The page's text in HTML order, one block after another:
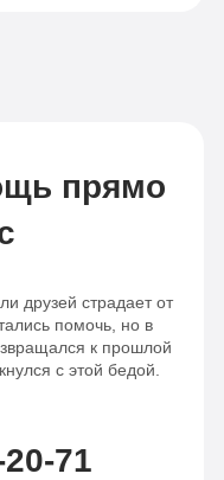
прямо
друзей страдает от
помочь, но в
к прошлой
с этой бедой.
71